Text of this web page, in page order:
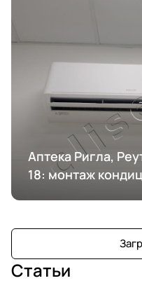
Аптека Ригла,
18: монтаж
Статьи